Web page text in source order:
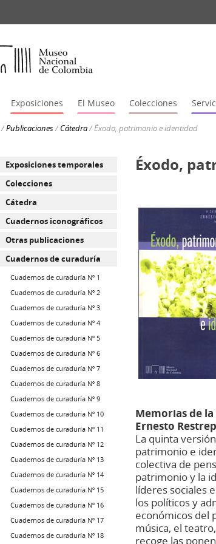
Exposiciones El Museo Colecciones
/Publicaciones/Cátedra/Éxodo, patrimonio e identidad
Exposiciones temporales
Colecciones
Cátedra
Cuadernos iconográficos
Otras publicaciones
Cuadernos de curaduría
Cuadernos de curaduría Nº 1
Cuadernos de curaduría Nº 2
Cuadernos de curaduría Nº 3
Cuadernos de curaduría Nº 4
Cuadernos de curaduría Nº 5
Cuadernos de curaduría Nº 6
Cuadernos de curaduría Nº 7
Cuadernos de curaduría Nº 8
Cuadernos de curaduría Nº 9
Cuadernos de curaduría Nº 10
Cuadernos de curaduría Nº 11
Cuadernos de curaduría Nº 12
Cuadernos de curaduría Nº 13
Cuadernos de curaduría Nº 14
Cuadernos de curaduría Nº 15
Cuadernos de curaduría Nº 16
Cuadernos de curaduría Nº 17
Cuadernos de curaduría Nº 18
Éxodo,
Memorias de
Ernesto
La quinta
patrimonio e
colectiva de
patrimonio y la
líderes sociales
los políticos y
económicos del
música, el
recoge las